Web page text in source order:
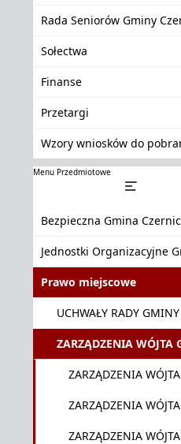
Rada Seniorów Gminy
Sołectwa
Finanse
Przetargi
Wzory wniosków do
Menu Przedmiotowe
Bezpieczna Gmina
Jednostki Organizacyjne
Prawo miejscowe
UCHWAŁY RADY
ZARZĄDZENIA WÓJTA
ZARZĄDZENIA
ZARZĄDZENIA
ZARZĄDZENIA